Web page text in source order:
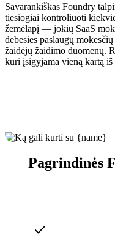
Savarankiškas Foundry
tiesiogiai kontroliuoti
žemėlapį — jokių SaaS
debesies paslaugų
žaidėjų žaidimo duomenų.
kuri įsigyjama vieną kartą
Pagrindinės